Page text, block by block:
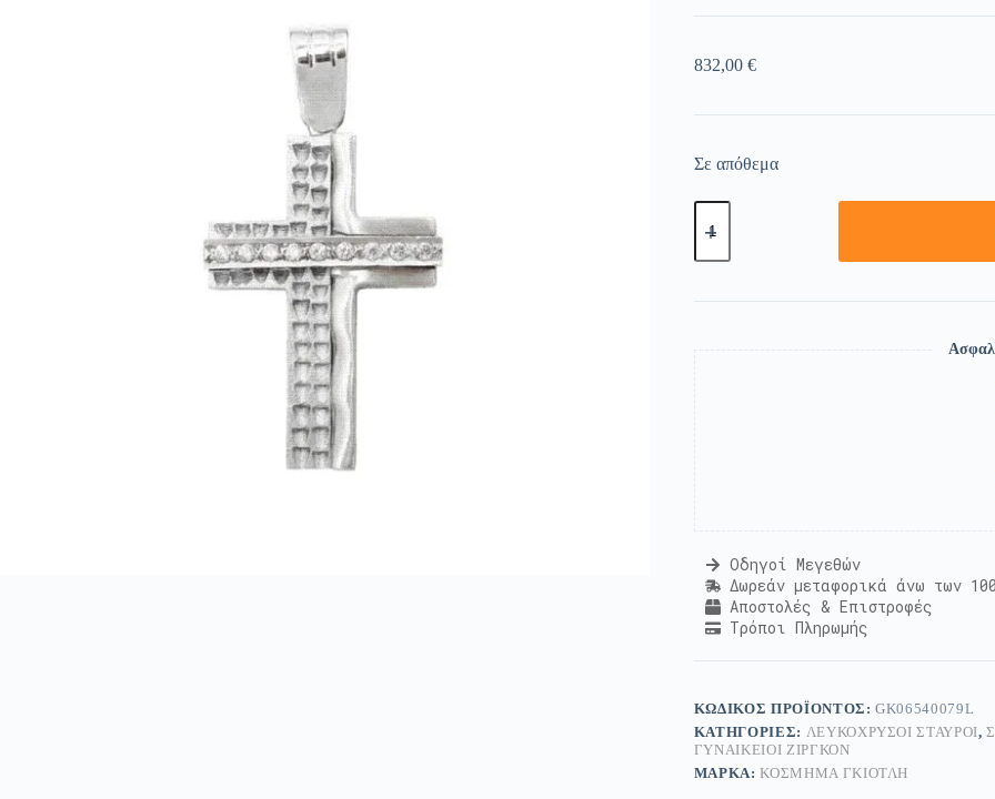
832,00 €
Σε απόθεμα
Οδηγοί Μεγεθών
Δωρεάν μεταφορικά άνω των
Αποστολές & Επιστροφές
Τρόποι Πληρωμής
ΚΩΔΙΚΌΣ ΠΡΟΪΌΝΤΟΣ:GK06540079L
ΚΑΤΗΓΟΡΊΕΣ: ΛΕΥΚΌΧΡΥΣΟΙ ΣΤΑΥΡΟΊ,
ΓΥΝΑΙΚΕΊΟΙ ΖΙΡΓΚΌΝ
ΜΆΡΚΑ:ΚΟΣΜΗΜΑ ΓΚΙΟΤΛΗ